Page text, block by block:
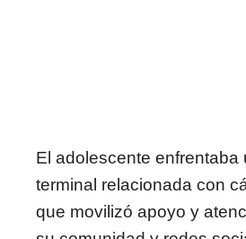
El adolescente enfrentaba
terminal relacionada con
que movilizó apoyo y